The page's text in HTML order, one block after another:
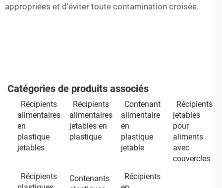
appropriées et d'éviter toute contamination croisée.
Catégories de produits associés
Récipients
alimentaires
en
plastique
jetables
Récipients
alimentaires
jetables en
plastique
Contenant
alimentaire
en
plastique
jetable
Récipients
jetables
pour
aliments
avec
couvercles
Récipients
Contenants
Récipients